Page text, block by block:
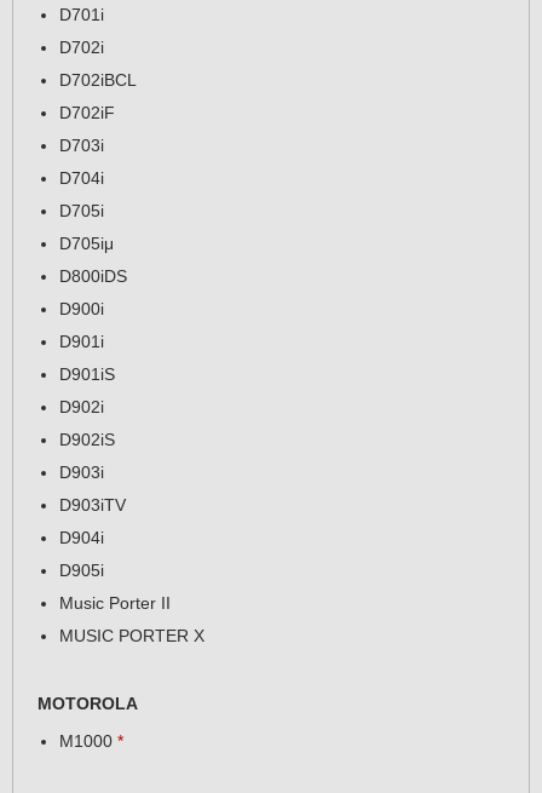
D701i
D702i
D702iBCL
D702iF
D703i
D704i
D705i
D705iμ
D800iDS
D900i
D901i
D901iS
D902i
D902iS
D903i
D903iTV
D904i
D905i
Music Porter II
MUSIC PORTER X
MOTOROLA
M1000 *